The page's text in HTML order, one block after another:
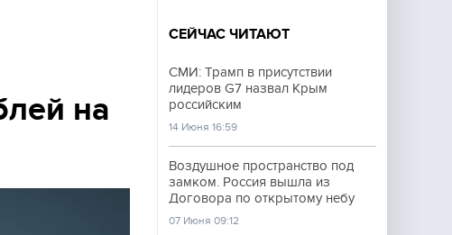
Происшествия
на
СЕЙЧАС ЧИТАЮТ
СМИ: Трамп в присутствии
лидеров G7 назвал Крым
российским
14 Июня 16:59
Воздушное пространство под
замком. Россия вышла из
Договора по открытому небу
07 Июня 09:12